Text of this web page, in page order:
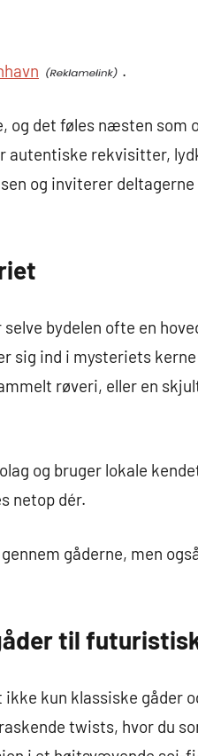
.
og det føles næsten som
autentiske rekvisitter,
og inviterer
bydelen ofte en
sig ind i mysteriets
røveri, eller en
og bruger lokale
netop dér.
gåderne, men
til
kun klassiske gåder
twists, hvor du